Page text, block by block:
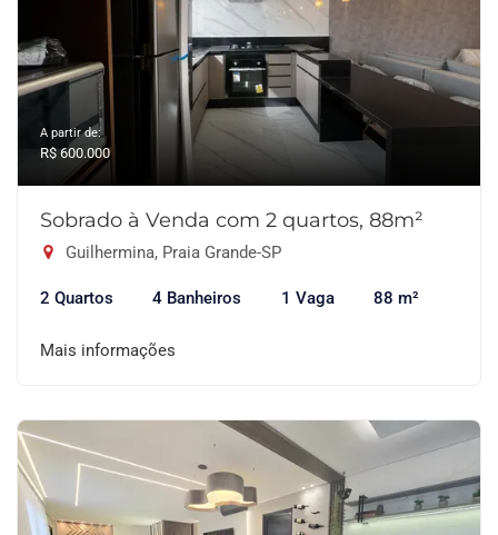
A partir de:
R$ 600.000
Sobrado à Venda com 2 quartos, 88m²
Guilhermina, Praia Grande-SP
2 Quartos 4 Banheiros 1 Vaga 88 m²
Mais informações